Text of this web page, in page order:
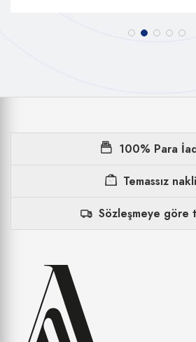
100% Para
Temassız
Sözleşmeye göre